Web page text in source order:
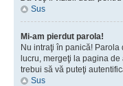
Sus
Mi-am pierdut parola!
Nu intraţi în panică!
lucru, mergeţi la pagina
trebui să vă puteţi
Sus